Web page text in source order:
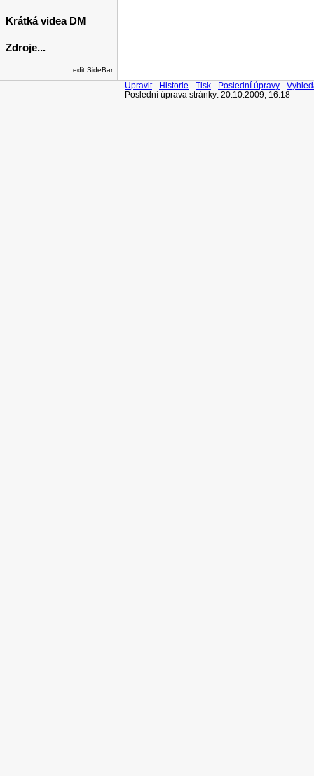
Krátká videa DM
Zdroje...
edit SideBar
Upravit- Historie - Tisk - Poslední úpravy -
Poslední úprava stránky: 20.10.2009, 16:18